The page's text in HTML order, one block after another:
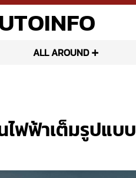
ALL AROUND
ไฟฟ้าเต็มรูปแบบ